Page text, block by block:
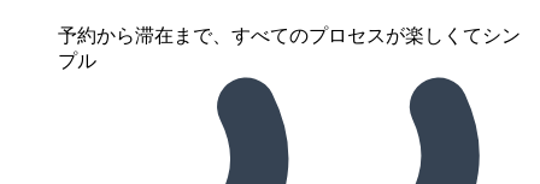
予約から滞在まで、すべてのプロセスが楽しくてシン
プル